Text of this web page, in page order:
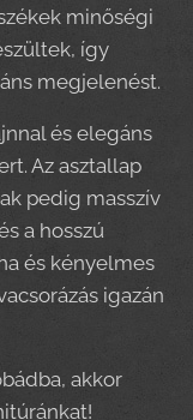
minőségi
így
megjelenést.
és elegáns
Az asztallap
pedig masszív
a hosszú
és kényelmes
igazán
akkor